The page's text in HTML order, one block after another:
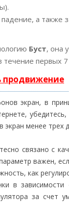
а также
Буст, она
течение первых
продвижение
экран, в
экран менее
связано с
важен,
как
в
за счет